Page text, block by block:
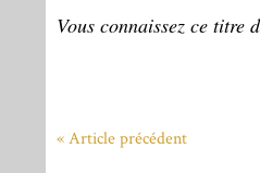
Vous connaissez ce titre
« Article précédent